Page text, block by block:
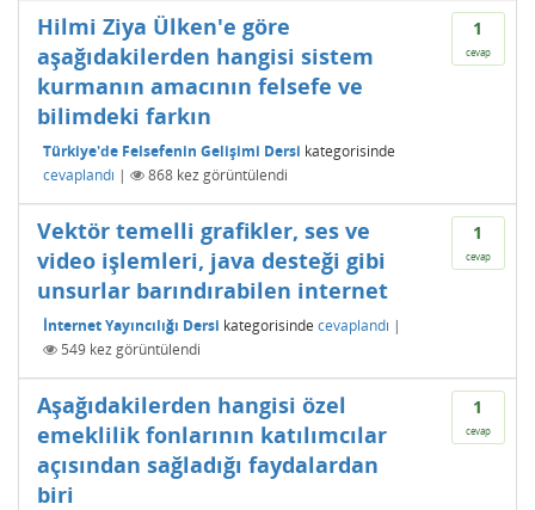
1
cevap
Hilmi Ziya Ülken'e göre
aşağıdakilerden hangisi sistem
kurmanın amacının felsefe ve
bilimdeki farkın
Türkiye'de Felsefenin Gelişimi Dersi kategorisinde
cevaplandı | 868 kez görüntülendi
1
cevap
Vektör temelli grafikler, ses ve
video işlemleri, java desteği gibi
unsurlar barındırabilen internet
İnternet Yayıncılığı Dersi kategorisinde cevaplandı |
549 kez görüntülendi
1
cevap
Aşağıdakilerden hangisi özel
emeklilik fonlarının katılımcılar
açısından sağladığı faydalardan
biri